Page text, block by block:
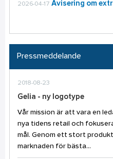
2026-04-17 Avisering om
Pressmeddelande
2018-08-23
Gelia - ny logotype
Vår mission är att vara en
nya tidens retail och
mål. Genom ett stort
marknaden för bästa...